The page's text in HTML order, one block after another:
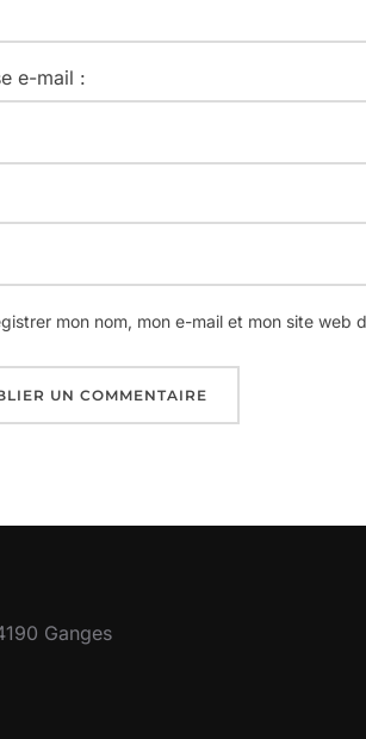
e-mail :
mon nom, mon e-mail et mon site
Ganges